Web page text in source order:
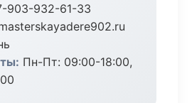
903-932-61-33
Пн-Пт: 09:00-18:00,